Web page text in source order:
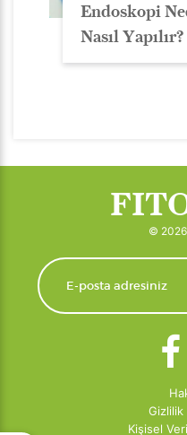
Endoskopi
Nasıl Yapılır?
©
Kişisel